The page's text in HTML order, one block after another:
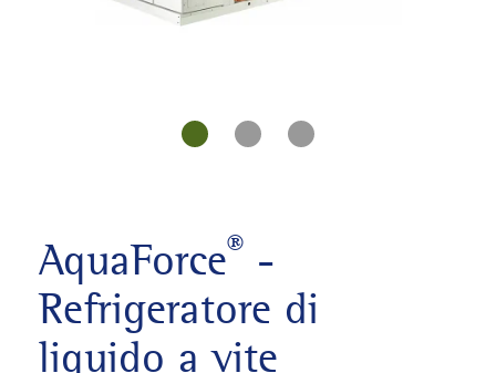
AquaForce® -
Refrigeratore di
liquido a vite